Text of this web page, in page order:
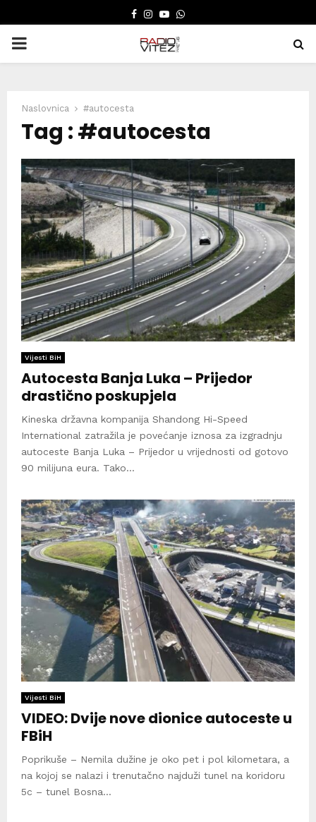
FACEBOOK
INSTAGRAM
YOUTUBE
WHATSAPP
PRIMARY
Naslovnica #autocesta
Tag : #autocesta
Vijesti BiH
Autocesta Banja Luka – Prijedor
drastično poskupjela
Kineska državna kompanija Shandong Hi-Speed
International zatražila je povećanje iznosa za izgradnju
autoceste Banja Luka – Prijedor u vrijednosti od gotovo
90 milijuna eura. Tako...
Vijesti BiH
VIDEO: Dvije nove dionice autoceste u
FBiH
Poprikuše – Nemila dužine je oko pet i pol kilometara, a
na kojoj se nalazi i trenutačno najduži tunel na koridoru
5c – tunel Bosna...